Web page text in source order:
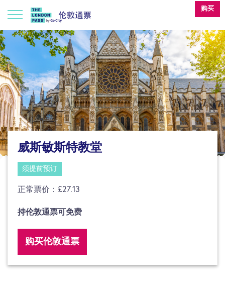
购买
威斯敏斯特教堂
须提前预订
正常票价：£27.13
持伦敦通票可免费
购买伦敦通票